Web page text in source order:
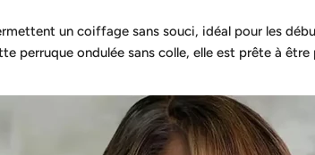
un coiffage sans souci, idéal pour les
perruque ondulée sans colle, elle est prête à